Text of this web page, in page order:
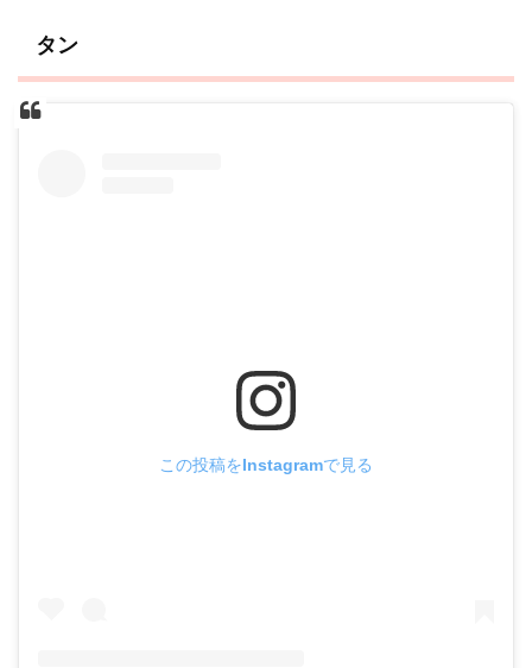
タン
この投稿をInstagramで見る